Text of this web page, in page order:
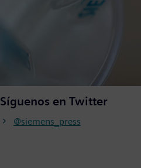
Síguenos en Twitter
@siemens_press